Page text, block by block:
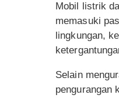
Mobil listrik
memasuki
lingkungan,
Selain
pengurangan